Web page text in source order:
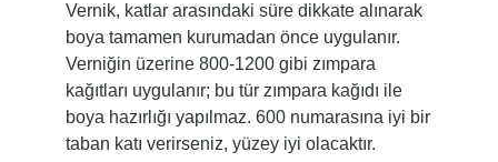
Vernik, katlar arasındaki süre dikkate alınarak
boya tamamen kurumadan önce uygulanır.
Verniğin üzerine 800-1200 gibi zımpara
kağıtları uygulanır; bu tür zımpara kağıdı ile
boya hazırlığı yapılmaz. 600 numarasına iyi bir
taban katı verirseniz, yüzey iyi olacaktır.